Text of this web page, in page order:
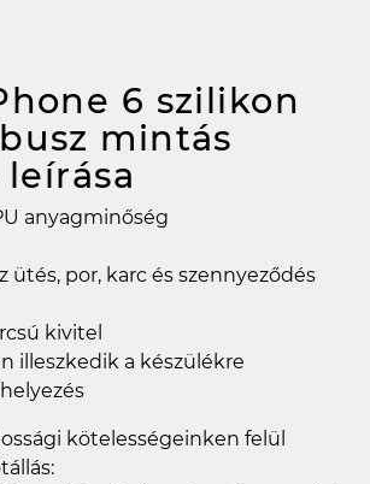
6 szilikon
mintás
leírása
anyagminőség
ütés, por, karc és szennyeződés
kivitel
illeszkedik a készülékre
kötelességeinken felül